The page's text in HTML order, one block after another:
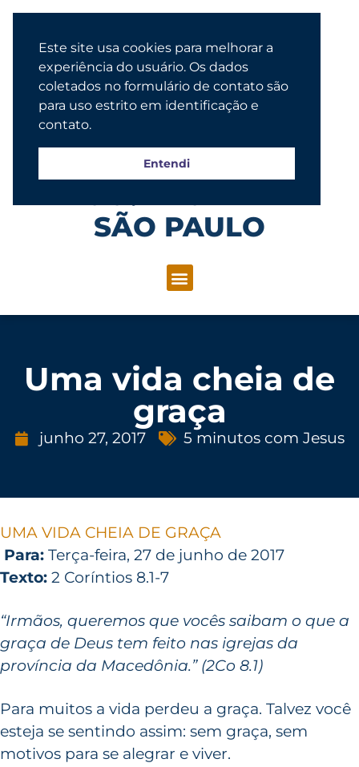
SÃO PAULO
Uma vida cheia de
graça
junho 27, 2017 5 minutos com Jesus
UMA VIDA CHEIA DE GRAÇA
Para: Terça-feira, 27 de junho de 2017
Texto: 2 Coríntios 8.1-7
“Irmãos, queremos que vocês saibam o que a
graça de Deus tem feito nas igrejas da
província da Macedônia.” (2Co 8.1)
Para muitos a vida perdeu a graça. Talvez você
esteja se sentindo assim: sem graça, sem
motivos para se alegrar e viver.
Este site usa cookies para melhorar a
experiência do usuário. Os dados
coletados no formulário de contato são
para uso estrito em identificação e
contato.
Entendi